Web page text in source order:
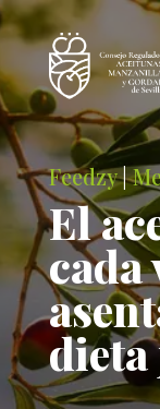
Feedzy|
El
cada
dieta